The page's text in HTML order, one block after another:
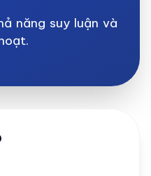
năng suy luận và